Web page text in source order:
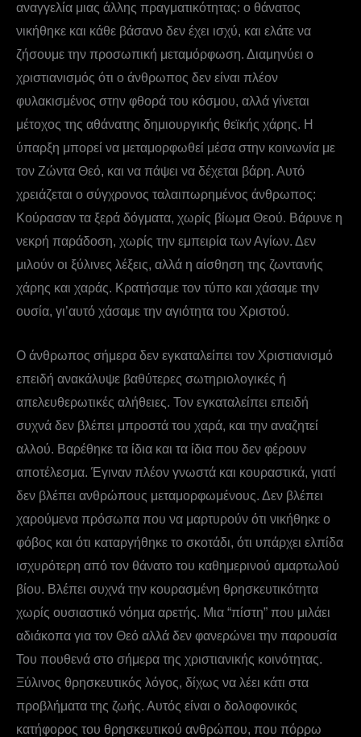
αναγγελία μιας άλλης πραγματικότητας: ο θάνατος
νικήθηκε και κάθε βάσανο δεν έχει ισχύ, και ελάτε να
ζήσουμε την προσωπική μεταμόρφωση. Διαμηνύει ο
χριστιανισμός ότι ο άνθρωπος δεν είναι πλέον
φυλακισμένος στην φθορά του κόσμου, αλλά γίνεται
μέτοχος της αθάνατης δημιουργικής θεϊκής χάρης. Η
ύπαρξη μπορεί να μεταμορφωθεί μέσα στην κοινωνία με
τον Ζώντα Θεό, και να πάψει να δέχεται βάρη. Αυτό
χρειάζεται ο σύγχρονος ταλαιπωρημένος άνθρωπος:
Κούρασαν τα ξερά δόγματα, χωρίς βίωμα Θεού. Βάρυνε η
νεκρή παράδοση, χωρίς την εμπειρία των Αγίων. Δεν
μιλούν οι ξύλινες λέξεις, αλλά η αίσθηση της ζωντανής
χάρης και χαράς. Κρατήσαμε τον τύπο και χάσαμε την
ουσία, γι’αυτό χάσαμε την αγιότητα του Χριστού.
Ο άνθρωπος σήμερα δεν εγκαταλείπει τον Χριστιανισμό
επειδή ανακάλυψε βαθύτερες σωτηριολογικές ή
απελευθερωτικές αλήθειες. Τον εγκαταλείπει επειδή
συχνά δεν βλέπει μπροστά του χαρά, και την αναζητεί
αλλού. Βαρέθηκε τα ίδια και τα ίδια που δεν φέρουν
αποτέλεσμα. Έγιναν πλέον γνωστά και κουραστικά, γιατί
δεν βλέπει ανθρώπους μεταμορφωμένους. Δεν βλέπει
χαρούμενα πρόσωπα που να μαρτυρούν ότι νικήθηκε ο
φόβος και ότι καταργήθηκε το σκοτάδι, ότι υπάρχει ελπίδα
ισχυρότερη από τον θάνατο του καθημερινού αμαρτωλού
βίου. Βλέπει συχνά την κουρασμένη θρησκευτικότητα
χωρίς ουσιαστικό νόημα αρετής. Μια “πίστη” που μιλάει
αδιάκοπα για τον Θεό αλλά δεν φανερώνει την παρουσία
Του πουθενά στο σήμερα της χριστιανικής κοινότητας.
Ξύλινος θρησκευτικός λόγος, δίχως να λέει κάτι στα
προβλήματα της ζωής. Αυτός είναι ο δολοφονικός
κατήφορος του θρησκευτικού ανθρώπου, που πόρρω